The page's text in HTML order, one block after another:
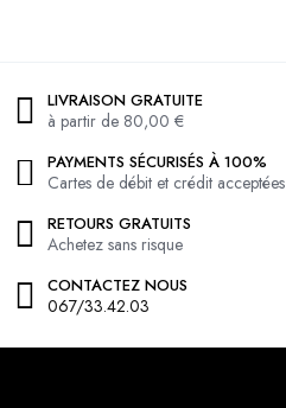
LIVRAISON GRATUITE
à partir de 80,00 €
PAYMENTS SÉCURISÉS À 100%
Cartes de débit et crédit acceptées
RETOURS GRATUITS
Achetez sans risque
CONTACTEZ NOUS
067/33.42.03